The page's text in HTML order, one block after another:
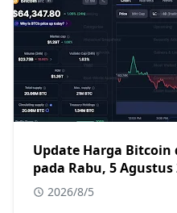
Update Harga Bitcoin
pada Rabu, 5 Agustus
2026/8/5